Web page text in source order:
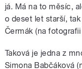
já. Má na to měsíc,
o deset let starší,
Čermák (na
Taková je jedna z
Simona Babčáková